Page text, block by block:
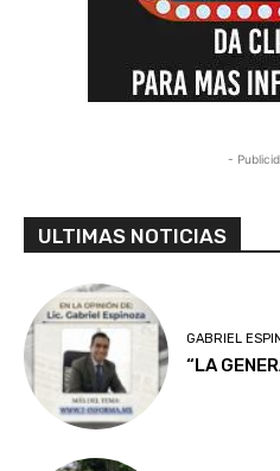
-
ULTIMAS NOTICIAS
GABRIEL
“LA